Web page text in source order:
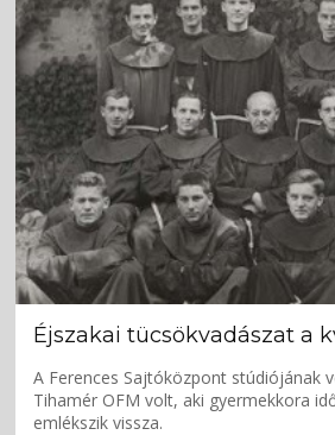
Éjszakai tücsökvadászat a
A Ferences Sajtóközpont stúdiójának
Tihamér OFM volt, aki gyermekkora
emlékszik vissza.